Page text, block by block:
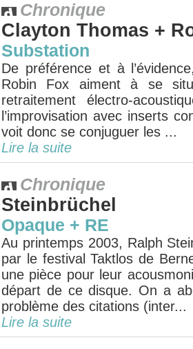
Chronique
Clayton Thomas +
Substation
De préférence et à
Robin Fox aiment à se
retraitement électro-
l’improvisation avec inserts
voit donc se conjuguer les ...
Lire la suite
Chronique
Steinbrüchel
Opaque + RE
Au printemps 2003, Ralph
par le festival Taktlos de
une pièce pour leur
départ de ce disque. On a
problème des citations (inter...
Lire la suite